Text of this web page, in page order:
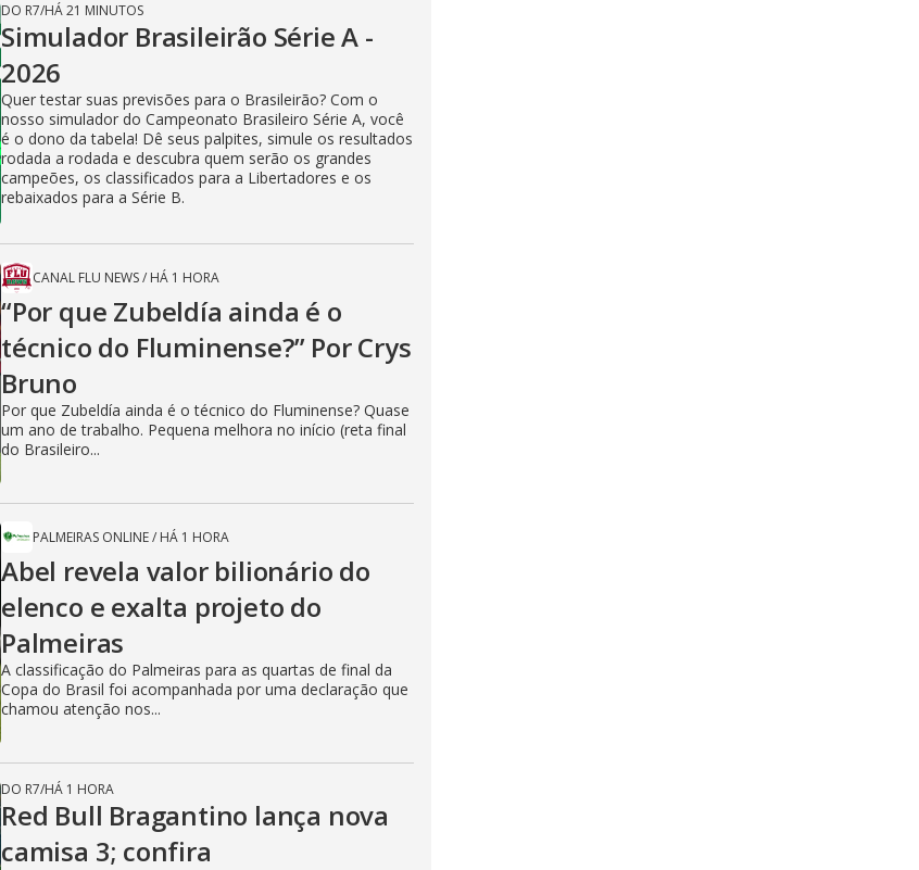
DO R7/HÁ 21 MINUTOS
Simulador Brasileirão Série A -
2026
Quer testar suas previsões para o Brasileirão? Com o
nosso simulador do Campeonato Brasileiro Série A, você
é o dono da tabela! Dê seus palpites, simule os resultados
rodada a rodada e descubra quem serão os grandes
campeões, os classificados para a Libertadores e os
rebaixados para a Série B.
CANAL FLU NEWS/ HÁ 1 HORA
“Por que Zubeldía ainda é o
técnico do Fluminense?” Por Crys
Bruno
Por que Zubeldía ainda é o técnico do Fluminense? Quase
um ano de trabalho. Pequena melhora no início (reta final
do Brasileiro...
PALMEIRAS ONLINE/ HÁ 1 HORA
Abel revela valor bilionário do
elenco e exalta projeto do
Palmeiras
A classificação do Palmeiras para as quartas de final da
Copa do Brasil foi acompanhada por uma declaração que
chamou atenção nos...
DO R7/HÁ 1 HORA
Red Bull Bragantino lança nova
camisa 3; confira